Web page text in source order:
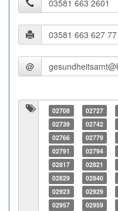
@
02708 02727
02739
02742
02766
02779
02791
02794
02817
02821
02829
02840
02923
02929
02957
02959